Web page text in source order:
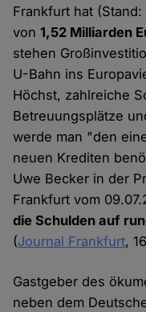
Frankfurt hat
von1,52 Milliarden
stehen
U-Bahn ins
Höchst, zahlreiche
Betreuungsplätze
werde man "den
neuen Krediten
Uwe Becker in der
Frankfurt vom
die Schulden auf
(Journal Frankfurt,
Gastgeber des
neben dem